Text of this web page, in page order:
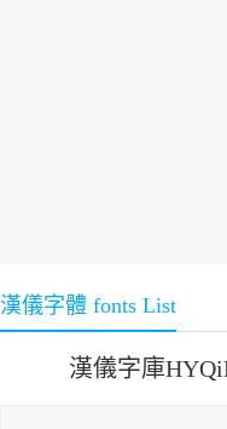
漢儀字體 fonts List
漢儀字庫